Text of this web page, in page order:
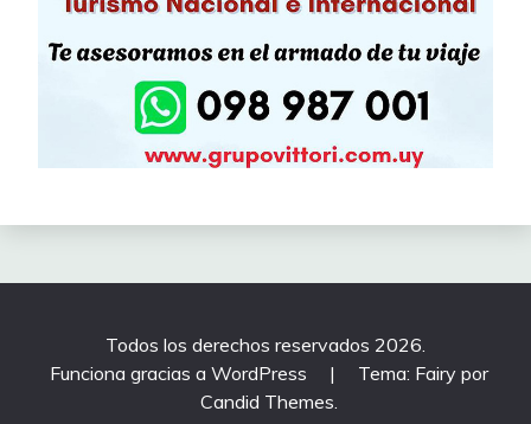
Todos los derechos reservados 2026.
Funciona gracias a WordPress
|
Tema: Fairy por
Candid Themes